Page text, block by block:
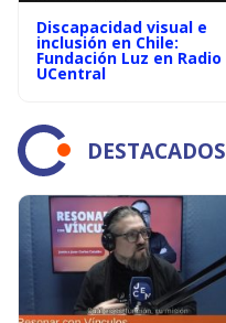
Discapacidad visual e
inclusión en Chile:
Fundación Luz en Radio
UCentral
DESTACADOS